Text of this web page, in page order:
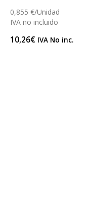
0,855 €/Unidad
IVA no incluido
10,26€ IVA No inc.